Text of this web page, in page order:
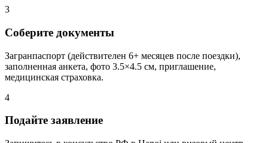
3
Соберите документы
Загранпаспорт (действителен 6+ месяцев после поездки),
заполненная анкета, фото 3.5×4.5 см, приглашение,
медицинская страховка.
4
Подайте заявление